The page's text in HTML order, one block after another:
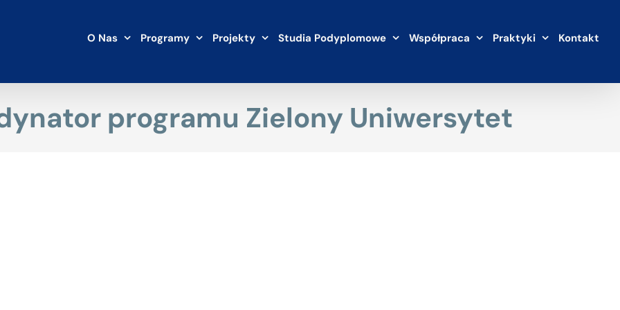
O Nas Programy Projekty Studia Podyplomowe Współpraca Praktyki Kontakt
programu Zielony Uniwersytet